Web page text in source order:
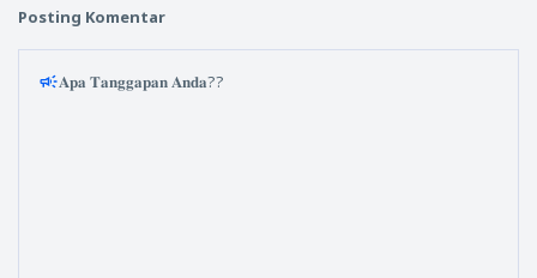
Posting Komentar
𝐀𝐩𝐚 𝐓𝐚𝐧𝐠𝐠𝐚𝐩𝐚𝐧 𝐀𝐧𝐝𝐚??